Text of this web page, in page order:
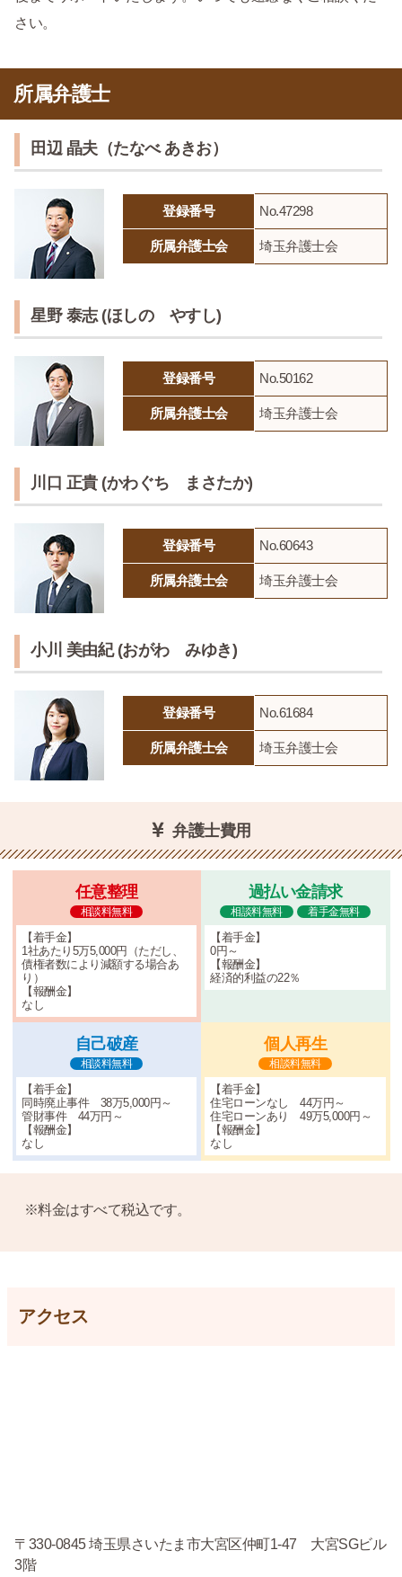
さい。
所属弁護士
田辺 晶夫（たなべ あきお）
登録番号 No.47298
所属弁護士会 埼玉弁護士会
星野 泰志 (ほしの やすし)
登録番号 No.50162
所属弁護士会 埼玉弁護士会
川口 正貴 (かわぐち まさたか)
登録番号 No.60643
所属弁護士会 埼玉弁護士会
小川 美由紀 (おがわ みゆき)
登録番号 No.61684
所属弁護士会 埼玉弁護士会
弁護士費用
任意整理
相談料無料
【着手金】
1社あたり5万5,000円（ただし、
債権者数により減額する場合あ
り）
【報酬金】
なし
過払い金請求
相談料無料 着手金無料
【着手金】
0円～
【報酬金】
経済的利益の22％
自己破産
相談料無料
【着手金】
同時廃止事件 38万5,000円～
管財事件 44万円～
【報酬金】
なし
個人再生
相談料無料
【着手金】
住宅ローンなし 44万円～
住宅ローンあり 49万5,000円～
【報酬金】
なし
※料金はすべて税込です。
アクセス
〒330-0845 埼玉県さいたま市大宮区仲町1-47 大宮SGビル
3階